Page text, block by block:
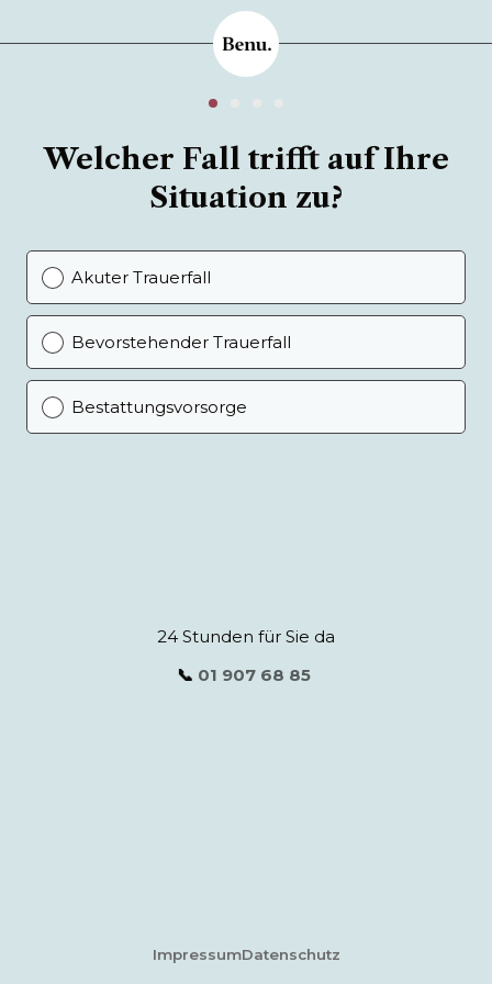
Welcher Fall trifft auf Ihre
Situation zu?
Akuter Trauerfall
Bevorstehender Trauerfall
Bestattungsvorsorge
24 Stunden für Sie da
📞 01 907 68 85
ImpressumDatenschutz